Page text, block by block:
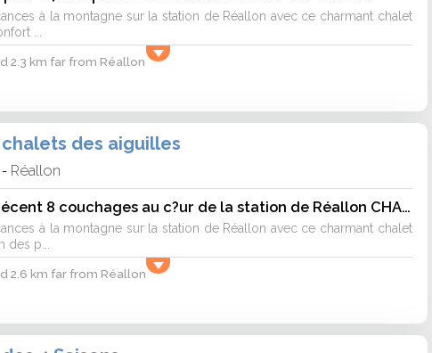
à la montagne sur la station de Réallon avec ce charmant chalet
...
2.3 km far from Réallon
des aiguilles
- Réallon
Beau chalet récent 8 couchages au c?ur de la station de Réallon CHALAIG12
à la montagne sur la station de Réallon avec ce charmant chalet
des p...
2.6 km far from Réallon